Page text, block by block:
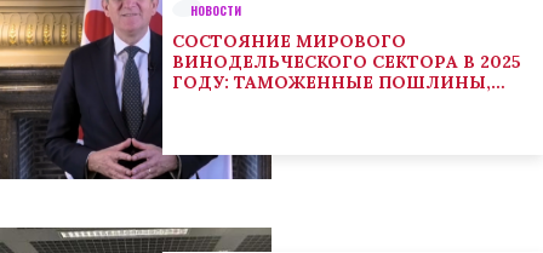
НОВОСТИ
СОСТОЯНИЕ МИРОВОГО
ВИНОДЕЛЬЧЕСКОГО СЕКТОРА В 2025
ГОДУ: ТАМОЖЕННЫЕ ПОШЛИНЫ,